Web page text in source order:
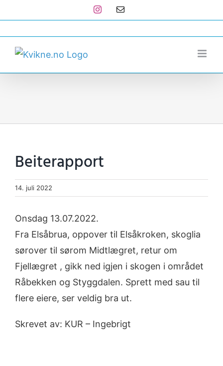
to
content
Instagram
E-
Beiterapport
14. juli 2022
Onsdag 13.07.2022.
Fra Elsåbrua, oppover til Elsåkroken, skoglia
sørover til sørom Midtlægret, retur om
Fjellægret , gikk ned igjen i skogen i området
Råbekken og Styggdalen. Sprett med sau til
flere eiere, ser veldig bra ut.
Skrevet av: KUR – Ingebrigt